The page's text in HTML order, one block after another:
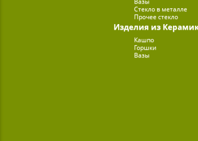
Стекло в металле
Прочее стекло
Изделия из
Кашпо
Горшки
Вазы